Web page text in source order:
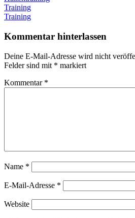
Beitragsnavigation
Vorheriger
Beitrag:
Training
Nächster
Training
Kommentar hinterlassen
Deine E-Mail-Adresse wird nicht
Felder sind mit * markiert
Kommentar *
Name *
E-Mail-Adresse *
Website